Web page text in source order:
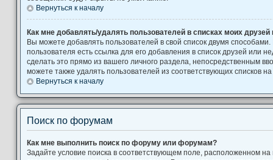
Вернуться к началу
Как мне добавлять/удалять пользователей в списках моих друзей
Вы можете добавлять пользователей в свой список двумя
пользователя есть ссылка для его добавления в список друзей или
сделать это прямо из вашего личного раздела, непосредственным
можете также удалять пользователей из соответствующих списков
Вернуться к началу
Поиск по форумам
Как мне выполнить поиск по форуму или форумам?
Задайте условие поиска в соответствующем поле, расположенном